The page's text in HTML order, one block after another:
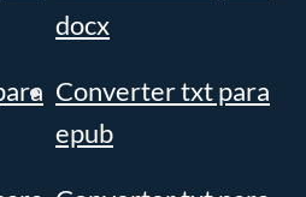
docx
Converter txt para
epub